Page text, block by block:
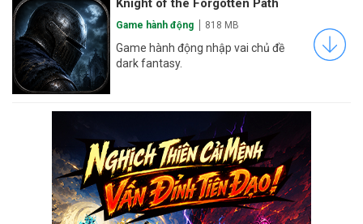
Game hành động 818 MB
Game hành động nhập vai chủ đề
dark fantasy.